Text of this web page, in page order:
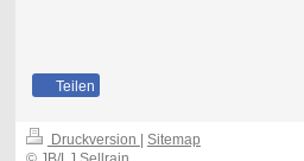
Teilen
Druckversion | Sitemap